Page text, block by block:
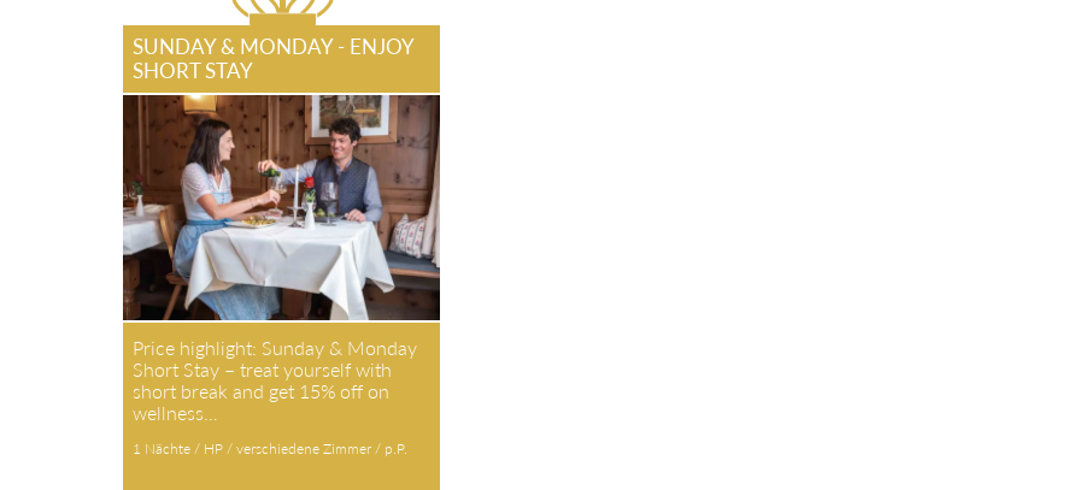
SUNDAY & MONDAY - ENJOY
SHORT STAY
Price highlight: Sunday & Monday
Short Stay – treat yourself with
short break and get 15% off on
wellness…
1 Nächte / HP / verschiedene Zimmer / p.P.